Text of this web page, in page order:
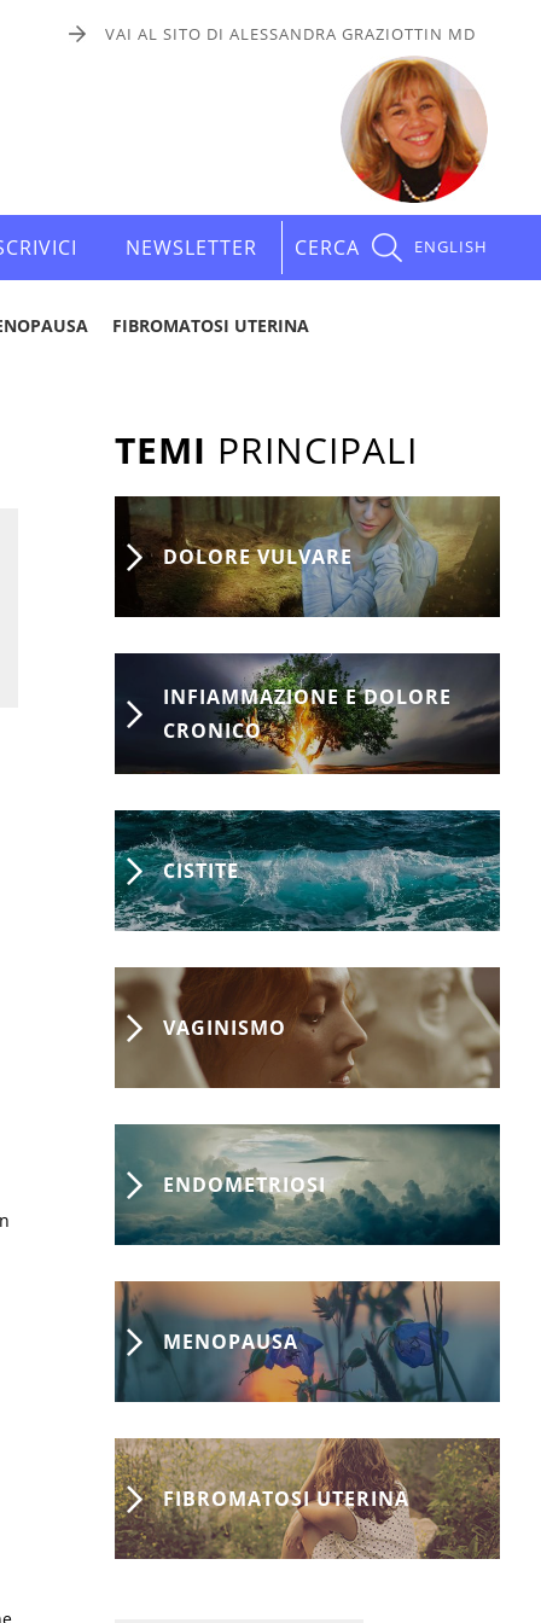
VAI AL SITO DI ALESSANDRA GRAZIOTTIN MD
NEWSLETTER CERCA ENGLISH
FIBROMATOSI UTERINA
TEMI PRINCIPALI
DOLORE VULVARE
INFIAMMAZIONE E DOLORE
CRONICO
CISTITE
VAGINISMO
ENDOMETRIOSI
MENOPAUSA
FIBROMATOSI UTERINA